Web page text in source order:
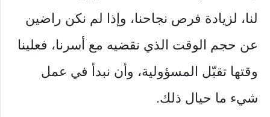
لنا، لزيادة فرص نجاحنا، وإذا لم نكن راضين
عن حجم الوقت الذي نقضيه مع أسرنا، فعلينا
وقتها تقبّل المسؤولية، وأن نبدأ في عمل
شيء ما حيال ذلك.